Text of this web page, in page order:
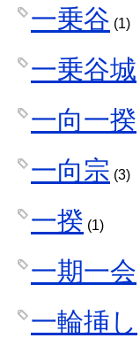
一乗谷 (1)
一乗谷城
一向一揆
一向宗 (3)
一揆 (1)
一期一会
一輪挿し